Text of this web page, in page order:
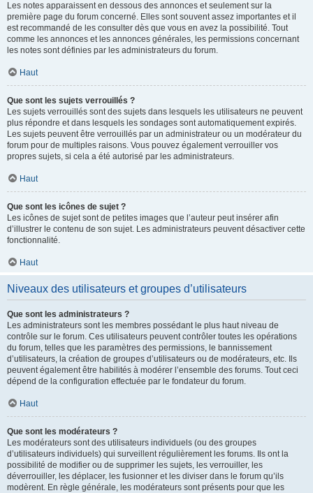
Les notes apparaissent en dessous des annonces et seulement sur la
première page du forum concerné. Elles sont souvent assez importantes et il
est recommandé de les consulter dès que vous en avez la possibilité. Tout
comme les annonces et les annonces générales, les permissions concernant
les notes sont définies par les administrateurs du forum.
Haut
Que sont les sujets verrouillés ?
Les sujets verrouillés sont des sujets dans lesquels les utilisateurs ne peuvent
plus répondre et dans lesquels les sondages sont automatiquement expirés.
Les sujets peuvent être verrouillés par un administrateur ou un modérateur du
forum pour de multiples raisons. Vous pouvez également verrouiller vos
propres sujets, si cela a été autorisé par les administrateurs.
Haut
Que sont les icônes de sujet ?
Les icônes de sujet sont de petites images que l’auteur peut insérer afin
d’illustrer le contenu de son sujet. Les administrateurs peuvent désactiver cette
fonctionnalité.
Haut
Niveaux des utilisateurs et groupes d’utilisateurs
Que sont les administrateurs ?
Les administrateurs sont les membres possédant le plus haut niveau de
contrôle sur le forum. Ces utilisateurs peuvent contrôler toutes les opérations
du forum, telles que les paramètres des permissions, le bannissement
d’utilisateurs, la création de groupes d’utilisateurs ou de modérateurs, etc. Ils
peuvent également être habilités à modérer l’ensemble des forums. Tout ceci
dépend de la configuration effectuée par le fondateur du forum.
Haut
Que sont les modérateurs ?
Les modérateurs sont des utilisateurs individuels (ou des groupes
d’utilisateurs individuels) qui surveillent régulièrement les forums. Ils ont la
possibilité de modifier ou de supprimer les sujets, les verrouiller, les
déverrouiller, les déplacer, les fusionner et les diviser dans le forum qu’ils
modèrent. En règle générale, les modérateurs sont présents pour que les